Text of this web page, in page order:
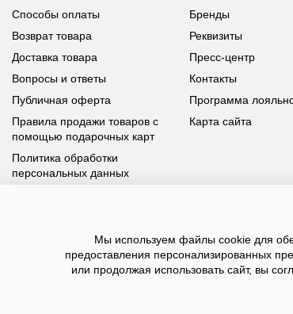
Способы оплаты
Возврат товара
Доставка товара
Вопросы и ответы
Публичная оферта
Правила продажи товаров с
помощью подарочных карт
Политика обработки
персональных данных
Бренды
Реквизиты
Пресс-центр
Контакты
Программа
Карта сайта
У вас возникли вопросы?
Позвоните нам по телефону8 800 100 93 39или
форму, мы обязательно с вами свяжемся
Мы используем файлы cookie для
предоставления персонализированных
или продолжая использовать сайт, вы